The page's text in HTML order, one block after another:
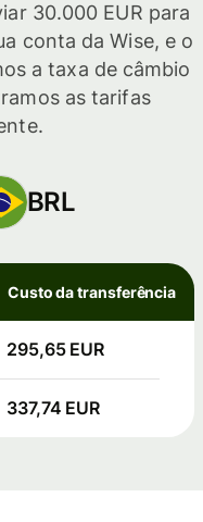
30.000 EUR para
conta da Wise, e o
a taxa de câmbio
as tarifas
BRL
Custo da transferência
295,65 EUR
337,74 EUR